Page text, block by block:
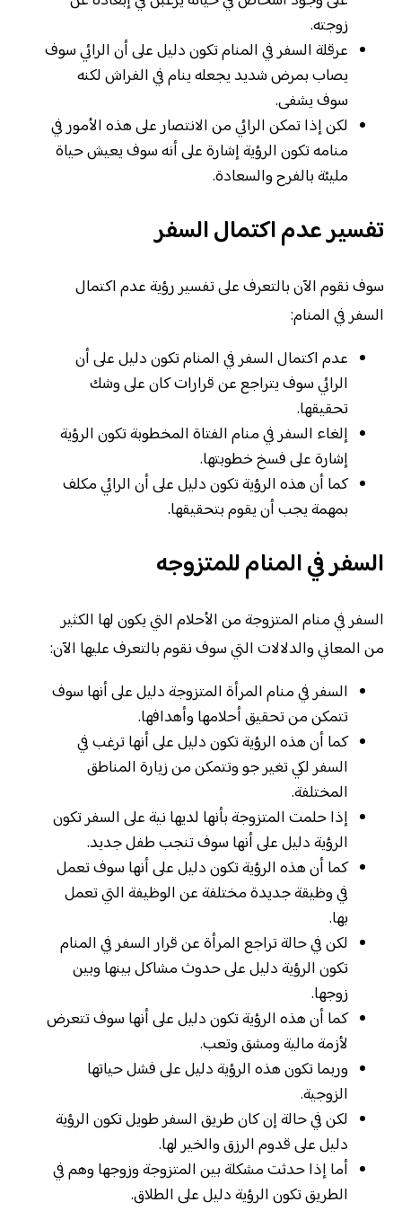
زوجته.
عرقلة السفر في المنام تكون دليل على أن الرائي سوف
يصاب بمرض شديد يجعله ينام في الفراش لكنه
سوف يشفى.
لكن إذا تمكن الرائي من الانتصار على هذه الأمور في
منامه تكون الرؤية إشارة على أنه سوف يعيش حياة
مليئة بالفرح والسعادة.
تفسير عدم اكتمال السفر
سوف نقوم الآن بالتعرف على تفسير رؤية عدم اكتمال
السفر في المنام:
عدم اكتمال السفر في المنام تكون دليل على أن
الرائي سوف يتراجع عن قرارات كان على وشك
تحقيقها.
إلغاء السفر في منام الفتاة المخطوبة تكون الرؤية
إشارة على فسخ خطوبتها.
كما أن هذه الرؤية تكون دليل على أن الرائي مكلف
بمهمة يجب أن يقوم بتحقيقها.
السفر في المنام للمتزوجه
السفر في منام المتزوجة من الأحلام التي يكون لها الكثير
من المعاني والدلالات التي سوف نقوم بالتعرف عليها الآن:
السفر في منام المرأة المتزوجة دليل على أنها سوف
تتمكن من تحقيق أحلامها وأهدافها.
كما أن هذه الرؤية تكون دليل على أنها ترغب في
السفر لكي تغير جو وتتمكن من زيارة المناطق
المختلفة.
إذا حلمت المتزوجة بأنها لديها نية على السفر تكون
الرؤية دليل على أنها سوف تنجب طفل جديد.
كما أن هذه الرؤية تكون دليل على أنها سوف تعمل
في وظيقة جديدة مختلفة عن الوظيفة التي تعمل
بها.
لكن في حالة تراجع المرأة عن قرار السفر في المنام
تكون الرؤية دليل على حدوث مشاكل بينها وبين
زوجها.
كما أن هذه الرؤية تكون دليل على أنها سوف تتعرض
لأزمة مالية ومشق وتعب.
وربما تكون هذه الرؤية دليل على فشل حياتها
الزوجية.
لكن في حالة إن كان طريق السفر طويل تكون الرؤية
دليل على قدوم الرزق والخير لها.
أما إذا حدثت مشكلة بين المتزوجة وزوجها وهم في
الطريق تكون الرؤية دليل على الطلاق.